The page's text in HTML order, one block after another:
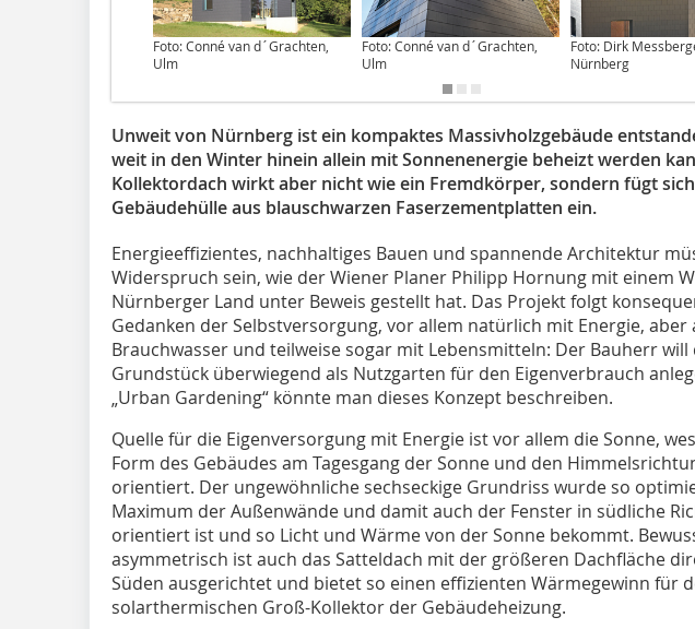
Foto: Conné van d´Grachten,
Ulm
Foto: Conné van d´Grachten,
Ulm
Foto: Dirk
Nürnberg
Unweit von Nürnberg ist ein kompaktes Massivholzgebäude
weit in den Winter hinein allein mit Sonnenenergie beheizt werden
Kollektordach wirkt aber nicht wie ein Fremdkörper, sondern fügt
Gebäudehülle aus blauschwarzen Faserzementplatten ein.
Energieeffizientes, nachhaltiges Bauen und spannende Architektur
Widerspruch sein, wie der Wiener Planer Philipp Hornung mit einem
Nürnberger Land unter Beweis gestellt hat. Das Projekt folgt
Gedanken der Selbstversorgung, vor allem natürlich mit Energie, aber
Brauchwasser und teilweise sogar mit Lebensmitteln: Der Bauherr will
Grundstück überwiegend als Nutzgarten für den Eigenverbrauch
„Urban Gardening“ könnte man dieses Konzept beschreiben.
Quelle für die Eigenversorgung mit Energie ist vor allem die Sonne,
Form des Gebäudes am Tagesgang der Sonne und den
orientiert. Der ungewöhnliche sechseckige Grundriss wurde so
Maximum der Außenwände und damit auch der Fenster in südliche
orientiert ist und so Licht und Wärme von der Sonne bekommt.
asymmetrisch ist auch das Satteldach mit der größeren Dachfläche
Süden ausgerichtet und bietet so einen effizienten Wärmegewinn für
solarthermischen Groß-Kollektor der Gebäudeheizung.